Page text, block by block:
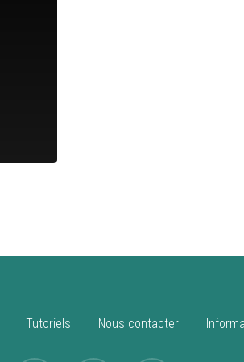
Tutoriels Nous contacter